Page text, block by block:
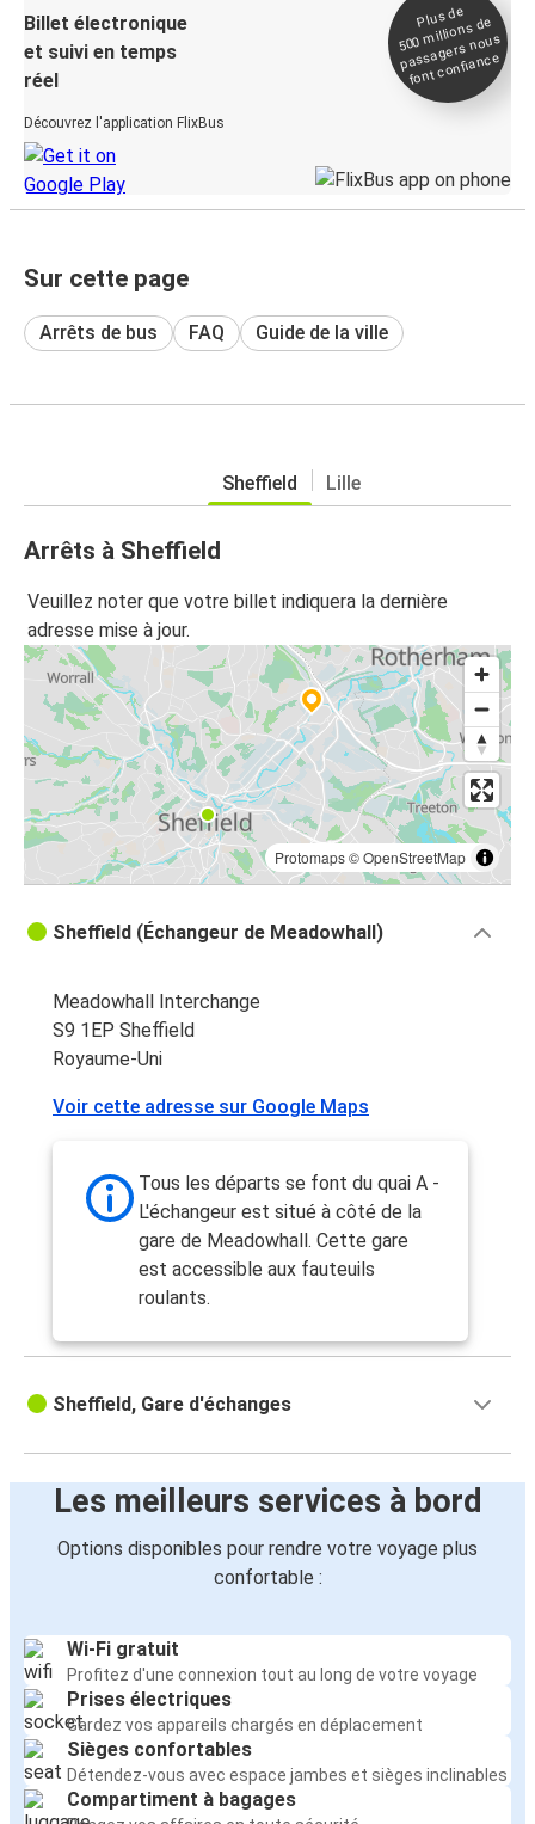
Billet électronique
et suivi en temps
réel
Découvrez l'application FlixBus
Plus de
500
millions de
passagers nous
font confiance
Sur cette page
Arrêts de bus FAQ Guide de la ville
Sheffield Lille
Arrêts à Sheffield
Veuillez noter que votre billet indiquera la dernière
adresse mise à jour.
Protomaps©OpenStreetMap
Sheffield (Échangeur de Meadowhall)
Meadowhall Interchange
S9 1EP Sheffield
Royaume-Uni
Voir cette adresse sur Google Maps
Tous les départs se font du quai A -
L'échangeur est situé à côté de la
gare de Meadowhall. Cette gare
est accessible aux fauteuils
roulants.
Sheffield, Gare d'échanges
Les meilleurs services à bord
Options disponibles pour rendre votre voyage plus
confortable :
Wi-Fi gratuit
Profitez d'une connexion tout au long de votre voyage
Prises électriques
Gardez vos appareils chargés en déplacement
Sièges confortables
Détendez-vous avec espace jambes et sièges inclinables
Compartiment à bagages